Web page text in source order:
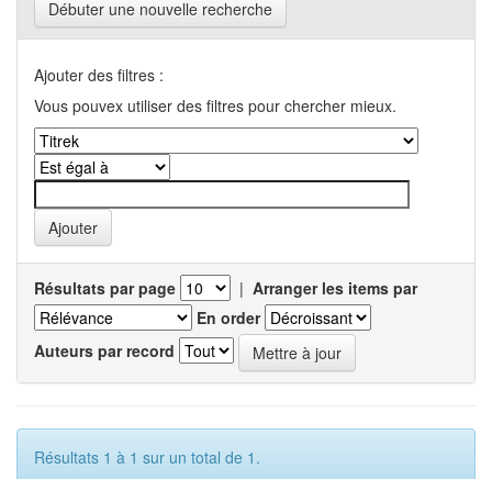
Débuter une nouvelle recherche
Ajouter des filtres :
Vous pouvex utiliser des filtres pour chercher mieux.
Résultats par page | Arranger les items par
En order
Auteurs par record
Résultats 1 à 1 sur un total de 1.